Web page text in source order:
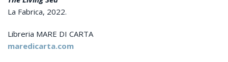
La Fabrica, 2022.
Libreria MARE DI CARTA
maredicarta.com